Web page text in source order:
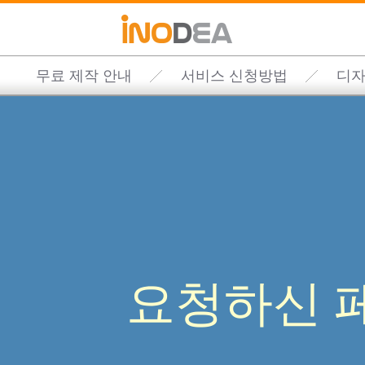
무료 제작 안내 서비스 신청방법 디
요청하신